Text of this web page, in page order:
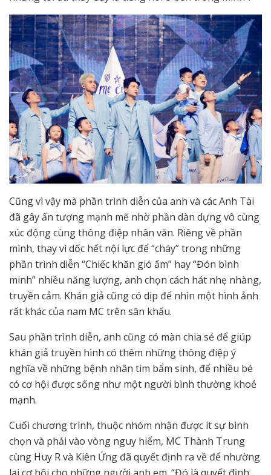
Cũng vì vậy mà phần trình diễn của anh và các Anh Tài
đã gây ấn tượng mạnh mẽ nhờ phần dàn dựng vô cùng
xúc động cùng thông điệp nhân văn. Riêng về phần
mình, thay vì dốc hết nội lực để “cháy” trong những
phần trình diễn “Chiếc khăn gió ấm” hay “Đón bình
minh” nhiều năng lượng, anh chọn cách hát nhẹ nhàng,
truyền cảm. Khán giả cũng có dịp để nhìn một hình ảnh
rất khác của nam MC trên sân khấu.
Sau phần trình diễn, anh cũng có màn chia sẻ để giúp
khán giả truyền hình có thêm những thông điệp ý
nghĩa về những bệnh nhân tim bẩm sinh, để nhiều bé
có cơ hội được sống như một người bình thường khoẻ
mạnh.
Cuối chương trình, thuộc nhóm nhận được ít sự bình
chọn và phải vào vòng nguy hiểm, MC Thành Trung
cùng Huy R và Kiên Ứng đã quyết định ra về để nhường